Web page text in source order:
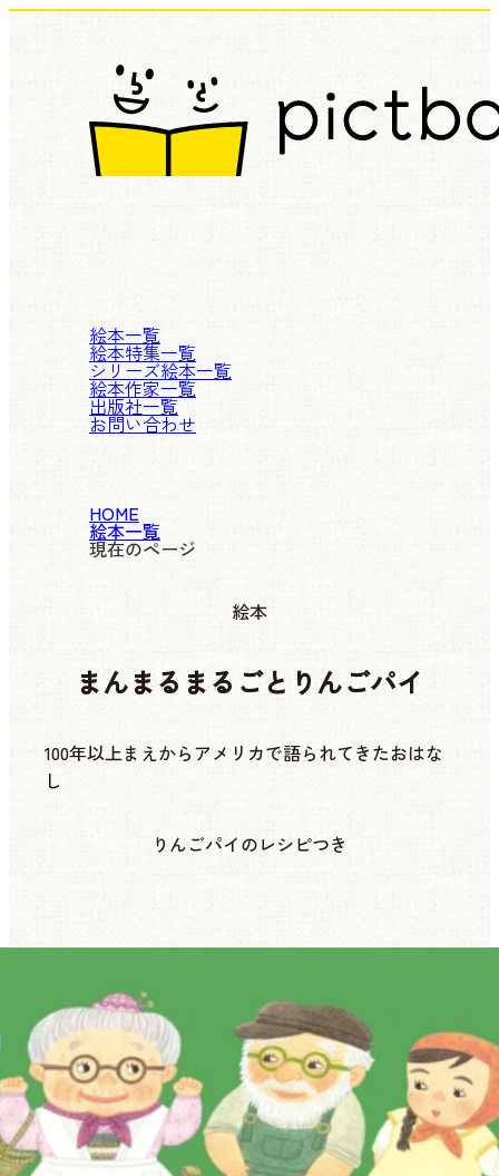
絵本一覧
絵本特集一覧
シリーズ絵本一覧
絵本作家一覧
出版社一覧
お問い合わせ
HOME
絵本一覧
現在のページ
絵本
まんまるまるごとりんごパイ
100年以上まえからアメリカで語られてきたおはな
し
りんごパイのレシピつき